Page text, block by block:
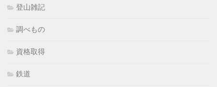
登山雑記
調べもの
資格取得
鉄道